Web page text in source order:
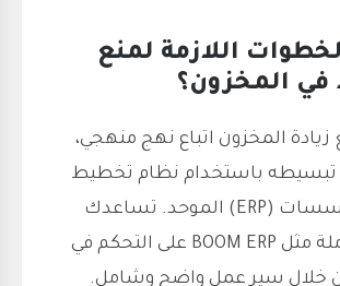
اللازمة لمنع
في المخزون؟
المخزون اتباع نهج منهجي،
تبسيطه باستخدام نظام تخطيط
موارد المؤسسات (ERP) الموحد. تساعدك
منصة شاملة مثل BOOM ERP على التحكم في
خلال سير عمل واضح وشامل.